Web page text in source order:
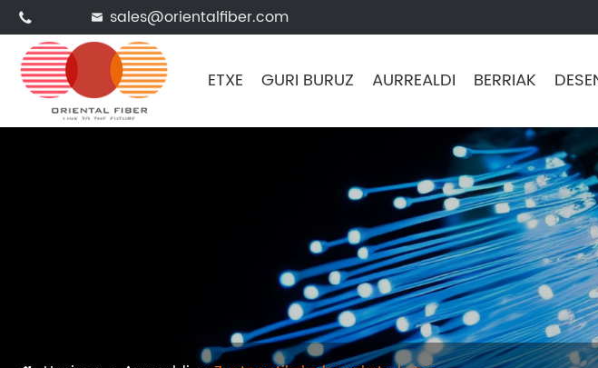
  sales@orientalfiber.com
ETXE GURI BURUZ AURREALDI BERRIAK